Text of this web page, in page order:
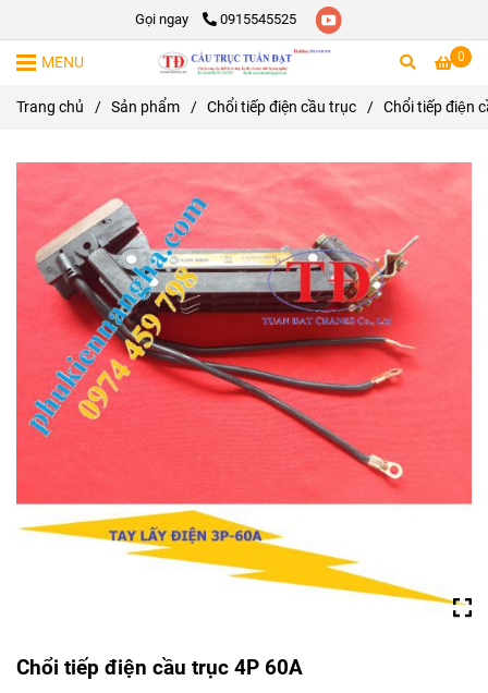
Gọi ngay 0915545525
0
MENU
Trang chủ / Sản phẩm / Chổi tiếp điện cầu trục / Chổi tiếp điện
Chổi tiếp điện cầu trục 4P 60A